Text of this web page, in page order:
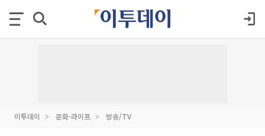
이투데이 문화·라이프 방송/TV